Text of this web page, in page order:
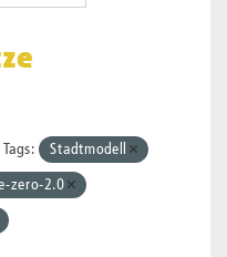
Tags: Stadtmodell
zero-2.0